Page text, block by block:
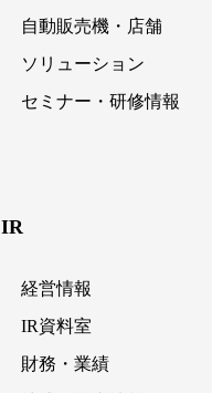
自動販売機・店舗
ソリューション
セミナー・研修情報
IR
経営情報
IR資料室
財務・業績